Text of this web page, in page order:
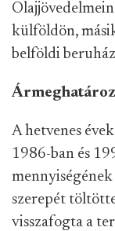
külföldön,
belföldi
A hetvenes
1986-ban és
mennyiségének
szerepét
visszafogta a